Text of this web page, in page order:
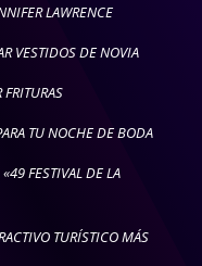
LAWRENCE
VESTIDOS DE NOVIA
FRITURAS
TU NOCHE DE BODA
FESTIVAL DE LA
TURÍSTICO MÁS